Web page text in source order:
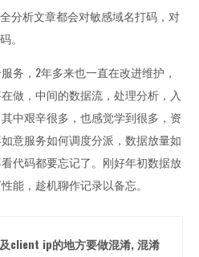
分析文章都会对敏感域名打码，对
。
务，2年多来也一直在改进维护，
做，中间的数据流，处理分析，入
中艰辛很多，也感觉学到很多，资
意服务如何调度分派，数据放量如
代码都要忘记了。刚好年初数据放
能，趁机聊作记录以备忘。
client ip的地方要做混淆, 混淆